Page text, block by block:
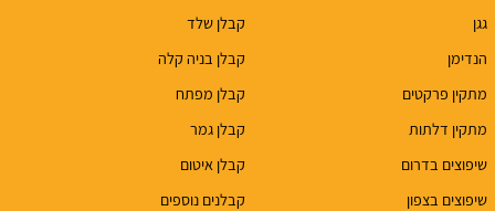
גגן
הנדימן
מתקין פרקטים
מתקין דלתות
שיפוצים בדרום
שיפוצים בצפון
קבלן שלד
קבלן בניה קלה
קבלן מפתח
קבלן גמר
קבלן איטום
קבלנים נוספים